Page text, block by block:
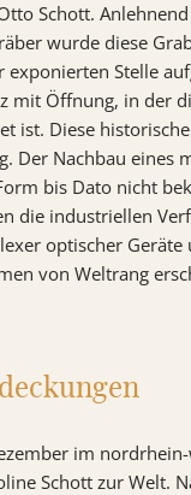
Schott.
wurde diese
exponierten Stelle
mit Öffnung, in der
ist. Diese
Der Nachbau eines
bis Dato nicht
die industriellen
optischer Geräte
von Weltrang
im
Schott zur Welt.